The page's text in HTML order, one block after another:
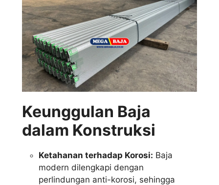
Keunggulan Baja
dalam Konstruksi
Ketahanan terhadap Korosi: Baja
modern dilengkapi dengan
perlindungan anti-korosi, sehingga